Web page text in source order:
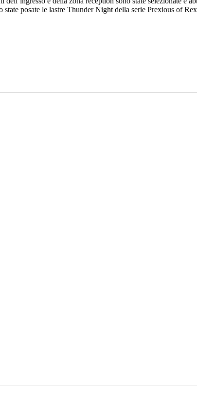
posate le lastre Thunder Night della serie Prexious of